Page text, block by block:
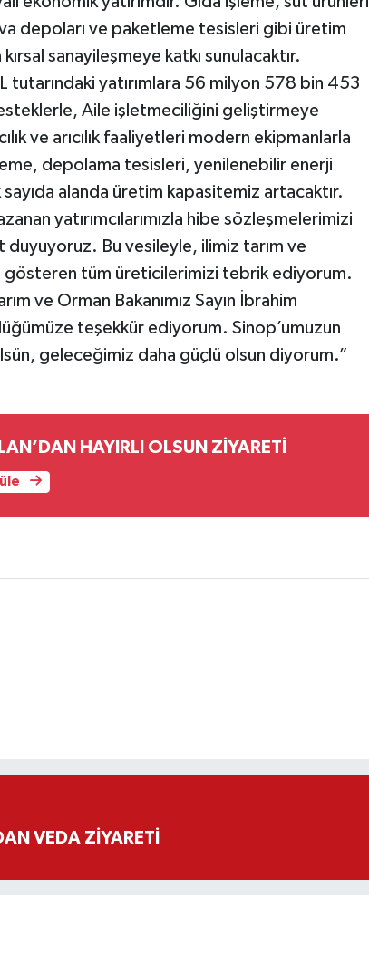
depoları ve paketleme tesisleri gibi üretim
sanayileşmeye katkı sunulacaktır.
tutarındaki yatırımlara 56 milyon 578 bin 453
Aile işletmeciliğini geliştirmeye
ve arıcılık faaliyetleri modern ekipmanlarla
depolama tesisleri, yenilenebilir enerji
alanda üretim kapasitemiz artacaktır.
yatırımcılarımızla hibe sözleşmelerimizi
Bu vesileyle, ilimiz tarım ve
gösteren tüm üreticilerimizi tebrik ediyorum.
ve Orman Bakanımız Sayın İbrahim
teşekkür ediyorum. Sinop’umuzun
geleceğimiz daha güçlü olsun diyorum.”
HAYIRLI OLSUN ZİYARETİ
VEDA ZİYARETİ